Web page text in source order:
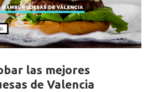
las mejores
de Valencia